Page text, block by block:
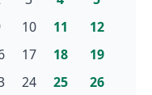
10 11 12
17 18 19
24 25 26